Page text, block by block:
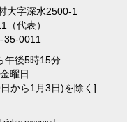
大字深水2500-1
（代表）
35-0011
午後5時15分
曜日
から1月3日)を除く]